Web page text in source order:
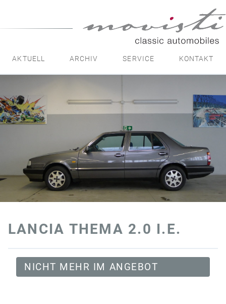
automobiles
AKTUELL ARCHIV SERVICE KONTAKT
LANCIA THEMA 2.0 I.E.
NICHT MEHR IM ANGEBOT